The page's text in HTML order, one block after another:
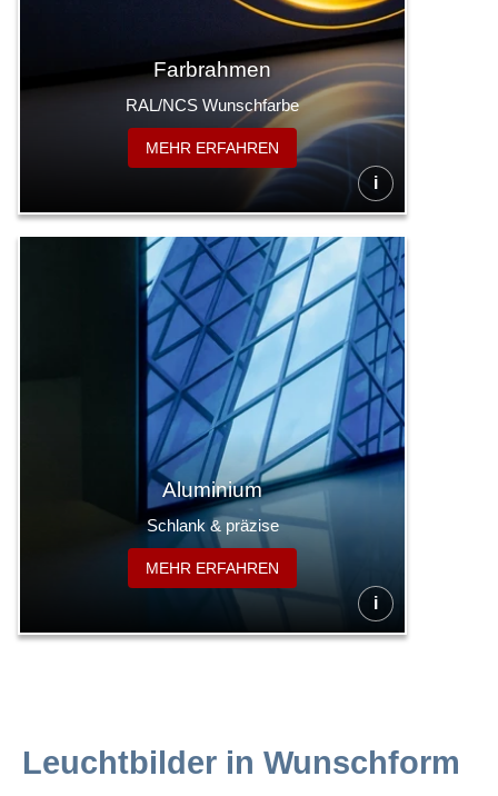
Farbrahmen
RAL/NCS Wunschfarbe
MEHR ERFAHREN
i
Aluminium
Schlank & präzise
MEHR ERFAHREN
i
Leuchtbilder in Wunschform